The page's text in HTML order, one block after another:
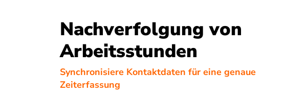
Nachverfolgung von
Arbeitsstunden
Synchronisiere Kontaktdaten für eine genaue
Zeiterfassung